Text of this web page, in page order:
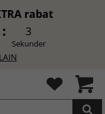
rabat
3
Sekunder